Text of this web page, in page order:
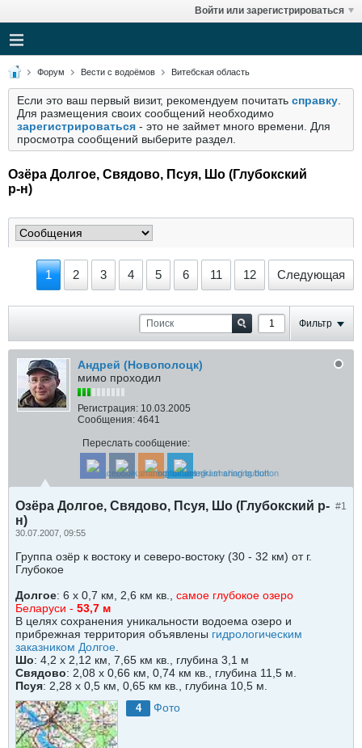
Войти или зарегистрироваться
Форум Вести с водоёмов Витебская область
Если это ваш первый визит, рекомендуем почитать справку
Для размещения своих сообщений необходимо
зарегистрироваться - это не займет много времени. Для
просмотра сообщений выберите раздел.
Озёра Долгое, Свядово, Псуя, Шо (Глубокский
р-н)
1 2 3 4 5 6 11 12 Следующая
Фильтр
Андрей (Новополоцк)
мимо проходил
Регистрация: 10.03.2005
Сообщения: 4641
Переслать сообщение:
#1
Озёра Долгое, Свядово, Псуя, Шо (Глубокский р-
н)
30.07.2007, 09:55
Группа озёр к востоку и северо-востоку (30 - 32 км) от г.
Глубокое
Долгое: 6 х 0,7 км, 2,6 км кв., самое глубокое озеро
Беларуси - 53,7 м
В целях сохранения уникальности водоема озеро и
прибрежная территория объявлены гидрологическим
заказником Долгое
Шо: 4,2 х 2,12 км, 7,65 км кв., глубина 3,1 м
Свядово: 2,08 х 0,66 км, 0,74 км кв., глубина 11,5 м.
Псуя: 2,28 х 0,5 км, 0,65 км кв., глубина 10,5 м.
4 Фото